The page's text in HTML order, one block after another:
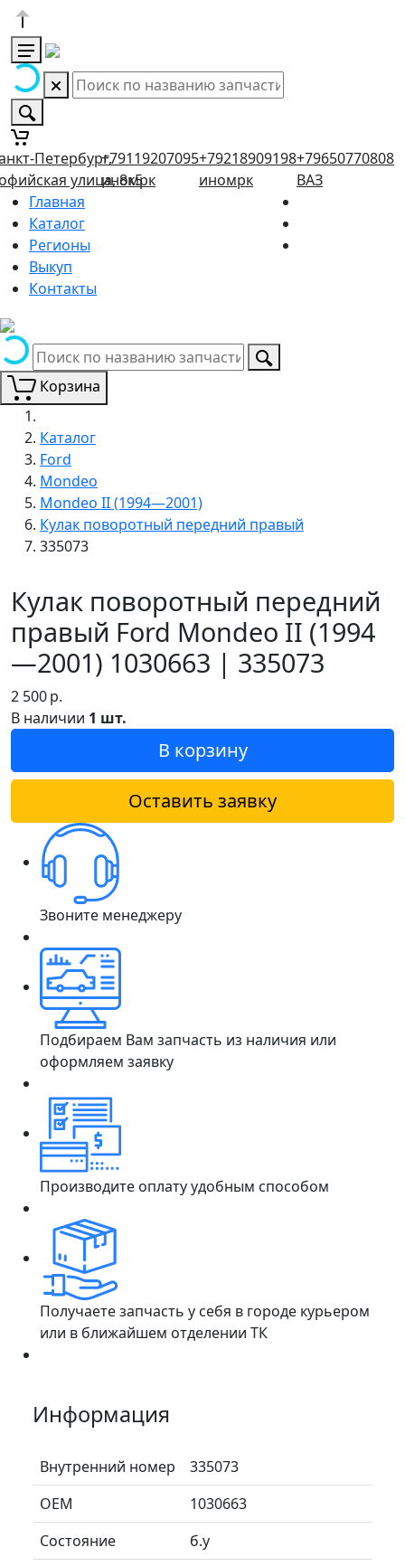
Петербург,
улица, 8к5
+79119207095
иномрк
+79218909198
иномрк
+79650770808
ВАЗ
Главная
Каталог
Регионы
Выкуп
Контакты
Корзина
Каталог
Ford
Mondeo
Mondeo II (1994—2001)
Кулак поворотный передний правый
335073
Кулак поворотный передний
правый Ford Mondeo II (1994
—2001) 1030663 | 335073
2 500р.
В наличии 1 шт.
В корзину
Оставить заявку
Звоните менеджеру
Подбираем Вам запчасть из наличия или
оформляем заявку
Производите оплату удобным способом
Получаете запчасть у себя в городе курьером
или в ближайшем отделении ТК
Информация
Внутренний номер
335073
ОЕМ
1030663
Состояние
б.у